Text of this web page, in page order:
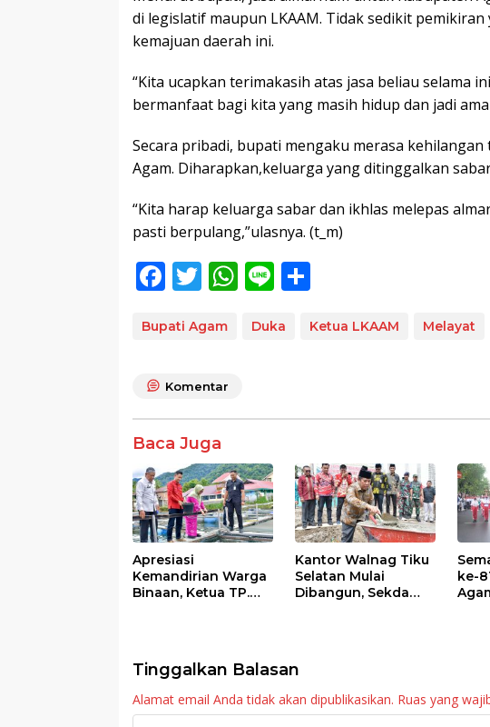
di legislatif maupun LKAAM. Tidak sedikit
kemajuan daerah ini.
“Kita ucapkan terimakasih atas jasa beliau selama
bermanfaat bagi kita yang masih hidup dan jadi
Secara pribadi, bupati mengaku merasa
Agam. Diharapkan,keluarga yang ditinggalkan
“Kita harap keluarga sabar dan ikhlas melepas
pasti berpulang,”ulasnya. (t_m)
F
e
o
o
k
T
itt
W
at
p
Li
e ar
Bupati Agam Duka Ketua LKAAM Melayat
Komentar
Baca Juga
Apresiasi
Kemandirian Warga
Binaan, Ketua TP.
Maninjau
Kantor Walnag Tiku
Selatan Mulai
Dibangun, Sekda
ke-
Tinggalkan Balasan
Alamat email Anda tidak akan dipublikasikan. Ruas yang